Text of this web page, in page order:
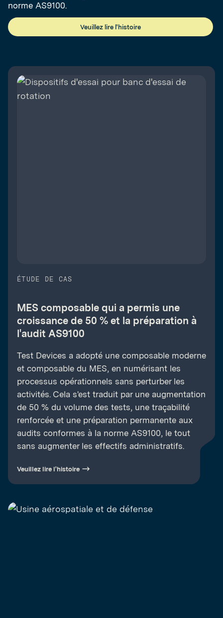
norme AS9100.
Veuillez lire l'histoire
ÉTUDE DE CAS
MES composable qui a permis une
croissance de 50 % et la préparation à
l'audit AS9100
Test Devices a adopté une composable moderne
et composable du MES, en numérisant les
processus opérationnels sans perturber les
activités. Cela s'est traduit par une augmentation
de 50 % du volume des tests, une traçabilité
renforcée et une préparation permanente aux
audits conformes à la norme AS9100, le tout
sans augmenter les effectifs administratifs.
Veuillez lire l'histoire